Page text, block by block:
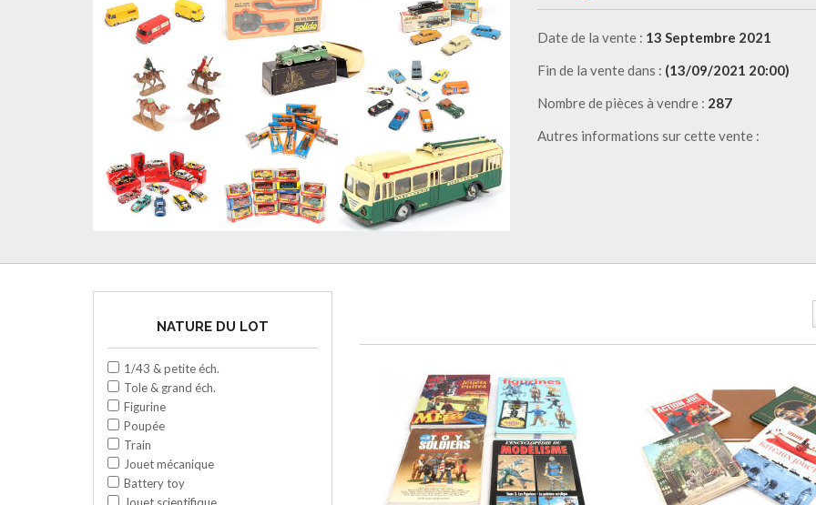
Date de la vente : 13 Septembre 2021
Fin de la vente dans : (13/09/2021 20:00)
Nombre de pièces à vendre : 287
Autres informations sur cette vente :
NATURE DU LOT
1/43 & petite éch.
Tole & grand éch.
Figurine
Poupée
Train
Jouet mécanique
Battery toy